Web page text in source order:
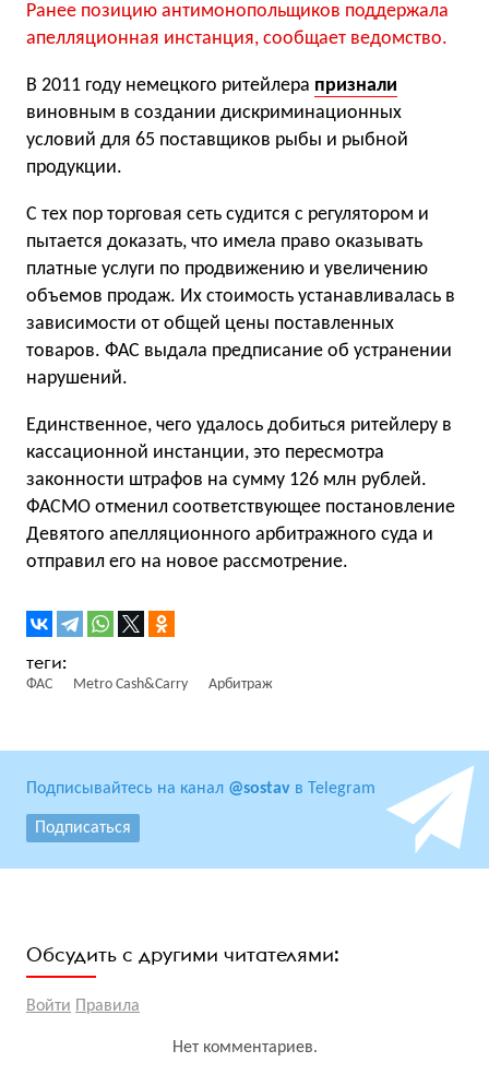
Ранее позицию антимонопольщиков поддержала
апелляционная инстанция, сообщает ведомство.
В 2011 году немецкого ритейлера признали
виновным в создании дискриминационных
условий для 65 поставщиков рыбы и рыбной
продукции.
С тех пор торговая сеть судится с регулятором и
пытается доказать, что имела право оказывать
платные услуги по продвижению и увеличению
объемов продаж. Их стоимость устанавливалась в
зависимости от общей цены поставленных
товаров. ФАС выдала предписание об устранении
нарушений.
Единственное, чего удалось добиться ритейлеру в
кассационной инстанции, это пересмотра
законности штрафов на сумму 126 млн рублей.
ФАСМО отменил соответствующее постановление
Девятого апелляционного арбитражного суда и
отправил его на новое рассмотрение.
ФАС Metro Cash&Carry Арбитраж
Подписывайтесь на канал @sostav в Telegram
Подписаться
Обсудить с другими читателями:
Войти Правила
Нет комментариев.